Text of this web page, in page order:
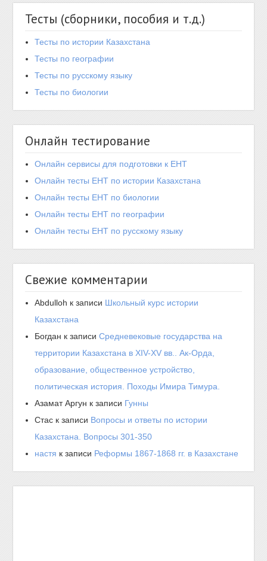
Тесты (сборники, пособия и т.д.)
Тесты по истории Казахстана
Тесты по географии
Тесты по русскому языку
Тесты по биологии
Онлайн тестирование
Онлайн сервисы для подготовки к ЕНТ
Онлайн тесты ЕНТ по истории Казахстана
Онлайн тесты ЕНТ по биологии
Онлайн тесты ЕНТ по географии
Онлайн тесты ЕНТ по русскому языку
Свежие комментарии
Abdulloh к записи Школьный курс истории
Казахстана
Богдан к записиСредневековые государства на
территории Казахстана в XIV-XV вв.. Ак-Орда,
образование, общественное устройство,
политическая история. Походы Имира Тимура.
Азамат Аргун к записи Гунны
Стас к записи Вопросы и ответы по истории
Казахстана. Вопросы 301-350
настя к записи Реформы 1867-1868 гг. в Казахстане